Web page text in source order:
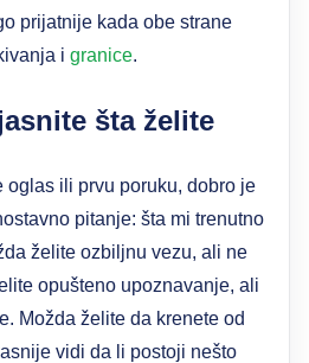
prijatnije kada obe strane
i granice.
šta želite
oglas ili prvu poruku, dobro je
pitanje: šta mi trenutno
želite ozbiljnu vezu, ali ne
opušteno upoznavanje, ali
Možda želite da krenete od
vidi da li postoji nešto